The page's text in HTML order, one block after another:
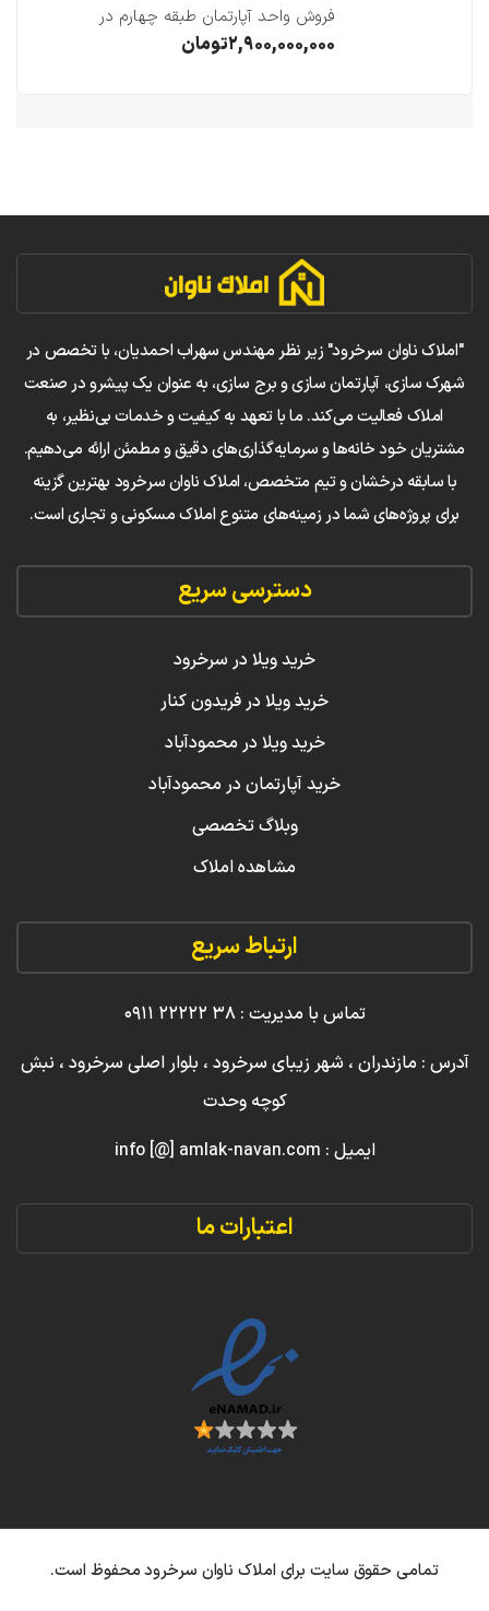
فروش واحد آپارتمان طبقه چهارم در
فریدونکنار
۲,۹۰۰,۰۰۰,۰۰۰تومان
"املاک ناوان سرخرود" زیر نظر مهندس سهراب احمدیان، با تخصص در
شهرک سازی، آپارتمان سازی و برج سازی، به عنوان یک پیشرو در صنعت
املاک فعالیت می‌کند. ما با تعهد به کیفیت و خدمات بی‌نظیر، به
مشتریان خود خانه‌ها و سرمایه‌گذاری‌های دقیق و مطمئن ارائه می‌دهیم.
با سابقه درخشان و تیم متخصص، املاک ناوان سرخرود بهترین گزینه
برای پروژه‌های شما در زمینه‌های متنوع املاک مسکونی و تجاری است.
دسترسی سریع
خرید ویلا در سرخرود
خرید ویلا در فریدون کنار
خرید ویلا در محمودآباد
خرید آپارتمان در محمودآباد
وبلاگ تخصصی
مشاهده املاک
ارتباط سریع
تماس با مدیریت : ۳۸ ۲۲۲۲۲ ۰۹۱۱
آدرس : مازندران ، شهر زیبای سرخرود ، بلوار اصلی سرخرود ، نبش
کوچه وحدت
ایمیل : info [@] amlak-navan.com
اعتبارات ما
تمامی حقوق سایت برای املاک ناوان سرخرود محفوظ است.